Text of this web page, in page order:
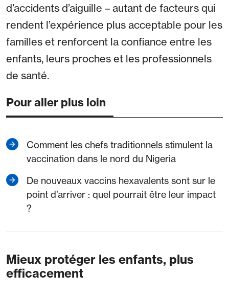
d’accidents d’aiguille – autant de facteurs qui
rendent l’expérience plus acceptable pour les
familles et renforcent la confiance entre les
enfants, leurs proches et les professionnels
de santé.
Pour aller plus loin
Comment les chefs traditionnels stimulent la
vaccination dans le nord du Nigeria
De nouveaux vaccins hexavalents sont sur le
point d’arriver : quel pourrait être leur impact
?
Mieux protéger les enfants, plus
efficacement